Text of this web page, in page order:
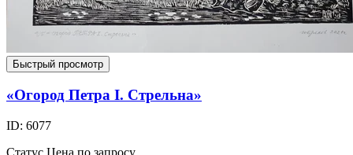
Быстрый просмотр
«Огород Петра I. Стрельна»
ID: 6077